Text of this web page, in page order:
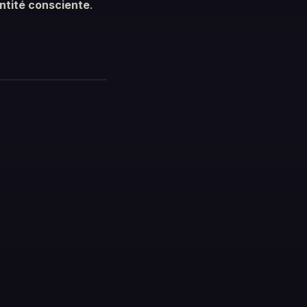
consciente.